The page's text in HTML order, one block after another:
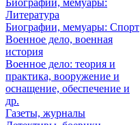
Литература
Биографии, мемуары: Спорт
Военное дело, военная
история
Военное дело: теория и
практика, вооружение и
оснащение, обеспечение и
др.
Газеты, журналы